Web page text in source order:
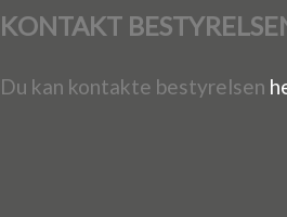
KONTAKT
Du kan kontakte bestyrelsen